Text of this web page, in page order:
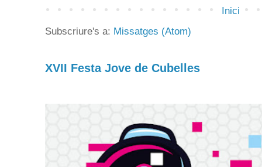
Inici
Subscriure's a: Missatges (Atom)
XVII Festa Jove de Cubelles